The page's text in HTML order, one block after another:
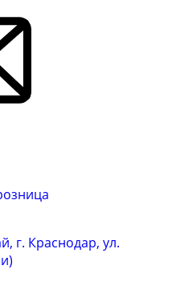
г. Краснодар, ул.